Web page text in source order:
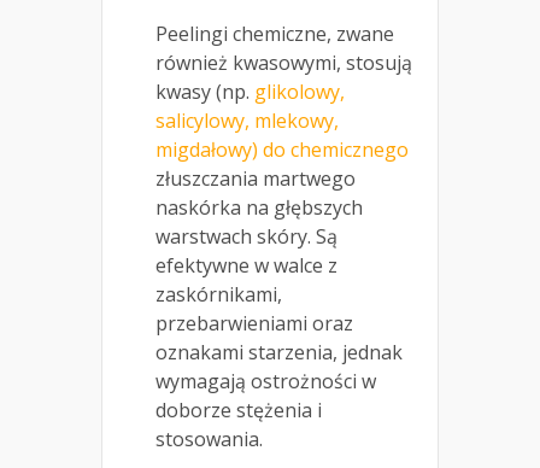
Peelingi chemiczne, zwane
również kwasowymi, stosują
kwasy (np. glikolowy,
salicylowy, mlekowy,
migdałowy) do chemicznego
złuszczania martwego
naskórka na głębszych
warstwach skóry. Są
efektywne w walce z
zaskórnikami,
przebarwieniami oraz
oznakami starzenia, jednak
wymagają ostrożności w
doborze stężenia i
stosowania.